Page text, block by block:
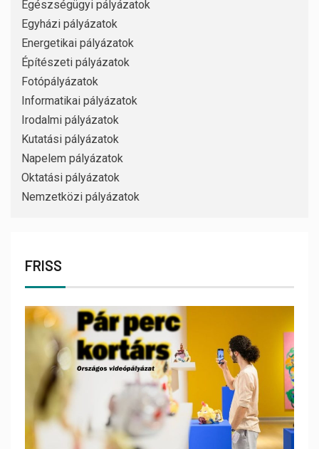
Egészségügyi pályázatok
Egyházi pályázatok
Energetikai pályázatok
Építészeti pályázatok
Fotópályázatok
Informatikai pályázatok
Irodalmi pályázatok
Kutatási pályázatok
Napelem pályázatok
Oktatási pályázatok
Nemzetközi pályázatok
FRISS